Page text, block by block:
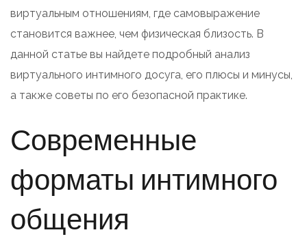
виртуальным отношениям, где самовыражение
становится важнее, чем физическая близость. В
данной статье вы найдете подробный анализ
виртуального интимного досуга, его плюсы и минусы,
а также советы по его безопасной практике.
Современные
форматы интимного
общения